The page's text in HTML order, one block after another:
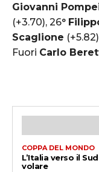
Giovanni
(+3.70), 26°
Scaglione
Fuori Carlo
COPPA DEL MONDO
L’Italia verso il
volare